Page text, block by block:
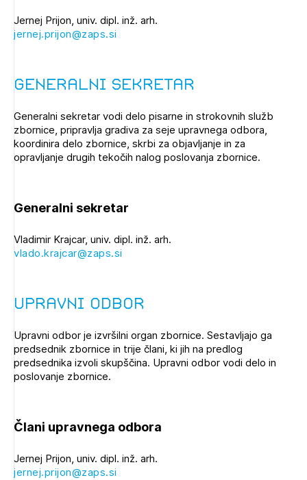
REGISTRIRAJTE SE
Jernej Prijon, univ. dipl. inž. arh.
jernej.prijon@zaps.si
Generalni sekretar
Generalni sekretar vodi delo pisarne in strokovnih služb
zbornice, pripravlja gradiva za seje upravnega odbora,
koordinira delo zbornice, skrbi za objavljanje in za
opravljanje drugih tekočih nalog poslovanja zbornice.
Generalni sekretar
Vladimir Krajcar, univ. dipl. inž. arh.
vlado.krajcar@zaps.si
Upravni odbor
Upravni odbor je izvršilni organ zbornice. Sestavljajo ga
predsednik zbornice in trije člani, ki jih na predlog
predsednika izvoli skupščina. Upravni odbor vodi delo in
poslovanje zbornice.
Člani upravnega odbora
Jernej Prijon, univ. dipl. inž. arh.
jernej.prijon@zaps.si
PRIJAVITE SE
Tedenski novičnik javnih naročil
NAPREJ